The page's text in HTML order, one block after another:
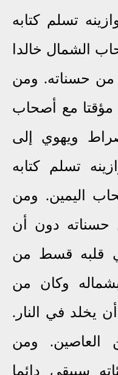
تسلم كتابه
الشمال خالدا
من حسناته. ومن
مؤقتا مع أصحاب
ويهوي إلى
تسلم كتابه
اليمين. ومن
حسناته دون أن
قلبه قسط من
بشماله وكان من
يخلد في النار.
العاصين. ومن
سيبقى دائما